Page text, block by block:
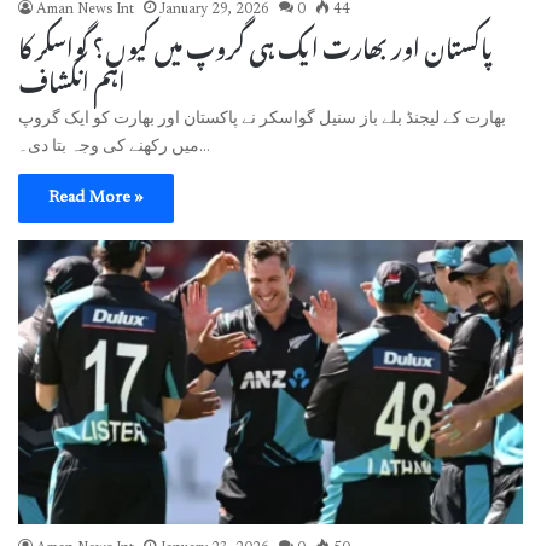
Aman News Int January 29, 2026 0 44
پاکستان اور بھارت ایک ہی گروپ میں کیوں؟ گواسکر کا
اہم انکشاف
بھارت کے لیجنڈ بلے باز سنیل گواسکر نے پاکستان اور بھارت کو ایک گروپ
میں رکھنے کی وجہ بتا دی۔…
Read More »